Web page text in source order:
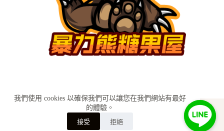
我們使用 cookies 以確保我們可以讓您在我們網站有最好
的體驗。
接受 拒絕
KH糖果小舖│Sp2s思博瑞 ilia哩啞 relx悅刻 Sp2s糖果
lana糖果BY